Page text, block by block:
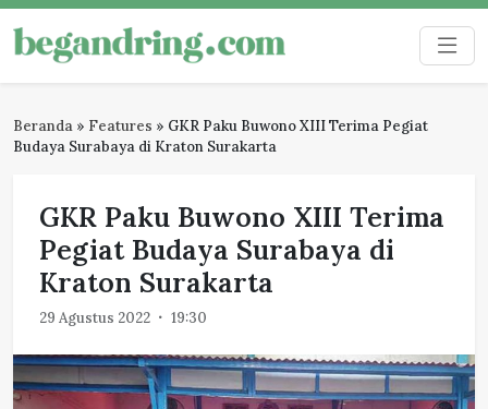
Skip
to
content
Begandring
Menjaga ingatan untuk masa depan
Beranda » Features » GKR Paku Buwono XIII Terima Pegiat
Budaya Surabaya di Kraton Surakarta
GKR Paku Buwono XIII Terima
Pegiat Budaya Surabaya di
Kraton Surakarta
29 Agustus 2022 19:30